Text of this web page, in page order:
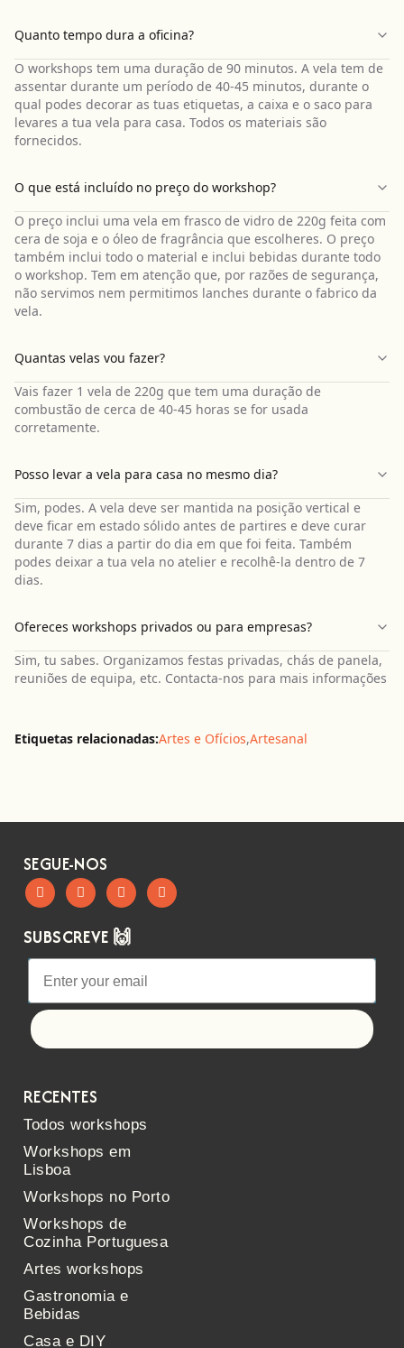
Quanto tempo dura a oficina?
O workshops tem uma duração de 90 minutos. A vela tem de
assentar durante um período de 40-45 minutos, durante o
qual podes decorar as tuas etiquetas, a caixa e o saco para
levares a tua vela para casa. Todos os materiais são
fornecidos.
O que está incluído no preço do workshop?
O preço inclui uma vela em frasco de vidro de 220g feita com
cera de soja e o óleo de fragrância que escolheres. O preço
também inclui todo o material e inclui bebidas durante todo
o workshop. Tem em atenção que, por razões de segurança,
não servimos nem permitimos lanches durante o fabrico da
vela.
Quantas velas vou fazer?
Vais fazer 1 vela de 220g que tem uma duração de
combustão de cerca de 40-45 horas se for usada
corretamente.
Posso levar a vela para casa no mesmo dia?
Sim, podes. A vela deve ser mantida na posição vertical e
deve ficar em estado sólido antes de partires e deve curar
durante 7 dias a partir do dia em que foi feita. Também
podes deixar a tua vela no atelier e recolhê-la dentro de 7
dias.
Ofereces workshops privados ou para empresas?
Sim, tu sabes. Organizamos festas privadas, chás de panela,
reuniões de equipa, etc. Contacta-nos para mais informações
Etiquetas relacionadas:Artes e Ofícios,Artesanal
SEGUE-NOS
SUBSCREVE 🙌
RECENTES
Todos workshops
Workshops em
Lisboa
Workshops no Porto
Workshops de
Cozinha Portuguesa
Artes workshops
Gastronomia e
Bebidas
Casa e DIY